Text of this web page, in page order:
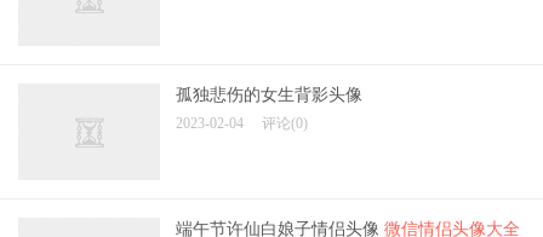
孤独悲伤的女生背影头像
2023-02-04 评论(0)
端午节许仙白娘子情侣头像 微信情侣头像大全